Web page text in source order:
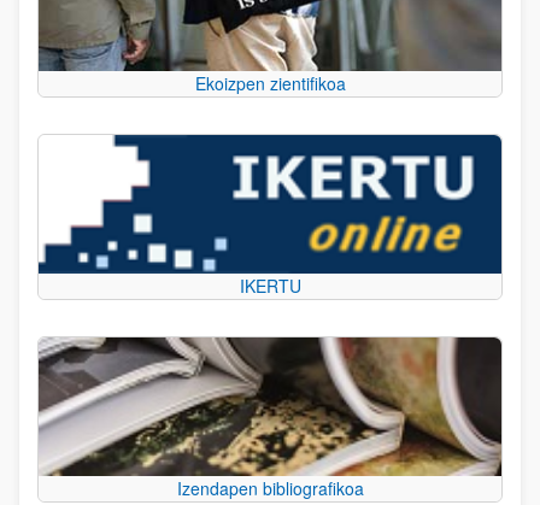
Ekoizpen zientifikoa
IKERTU
Izendapen bibliografikoa